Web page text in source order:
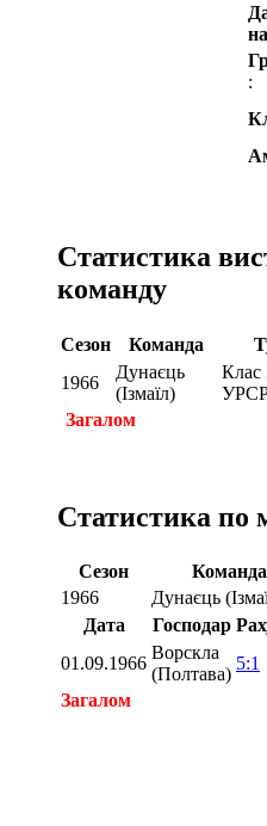
:
Статистика
команду
Сезон Команда
1966
Дунаєць
(Ізмаїл)
Клас
Загалом
Статистика по
Сезон Команда
1966
Дунаєць
Дата
Господар
01.09.1966
Ворскла
(Полтава)
5:1
Загалом